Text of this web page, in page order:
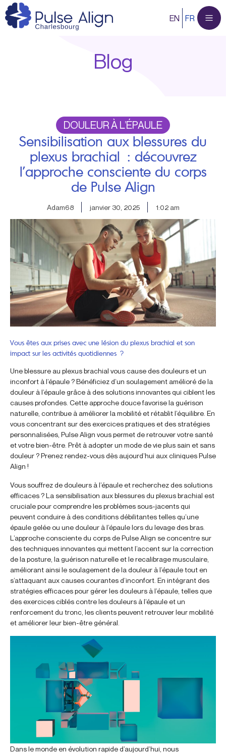
Aller
au
EN FR
Blog
DOULEUR À L’ÉPAULE
Sensibilisation aux blessures du
plexus brachial : découvrez
l’approche consciente du corps
de Pulse Align
Adam68 janvier 30, 2025 1:02 am
Vous êtes aux prises avec une lésion du plexus brachial et son
impact sur les activités quotidiennes ?
Une blessure au plexus brachial vous cause des douleurs et un
inconfort à l’épaule ? Bénéficiez d’un soulagement amélioré de la
douleur à l’épaule grâce à des solutions innovantes qui ciblent les
causes profondes. Cette approche douce favorise la guérison
naturelle, contribue à améliorer la mobilité et rétablit l’équilibre. En
vous concentrant sur des exercices pratiques et des stratégies
personnalisées, Pulse Align vous permet de retrouver votre santé
et votre bien-être. Prêt à adopter un mode de vie plus sain et sans
douleur ? Prenez rendez-vous dès aujourd’hui aux cliniques Pulse
Align !
Vous souffrez de douleurs à l’épaule et recherchez des solutions
efficaces ? La sensibilisation aux blessures du plexus brachial est
cruciale pour comprendre les problèmes sous-jacents qui
peuvent conduire à des conditions débilitantes telles qu’une
épaule gelée ou une douleur à l’épaule lors du levage des bras.
L’approche consciente du corps de Pulse Align se concentre sur
des techniques innovantes qui mettent l’accent sur la correction
de la posture, la guérison naturelle et le recalibrage musculaire,
améliorant ainsi le soulagement de la douleur à l’épaule tout en
s’attaquant aux causes courantes d’inconfort. En intégrant des
stratégies efficaces pour gérer les douleurs à l’épaule, telles que
des exercices ciblés contre les douleurs à l’épaule et un
renforcement du tronc, les clients peuvent retrouver leur mobilité
et améliorer leur bien-être général.
Dans le monde en évolution rapide d’aujourd’hui, nous